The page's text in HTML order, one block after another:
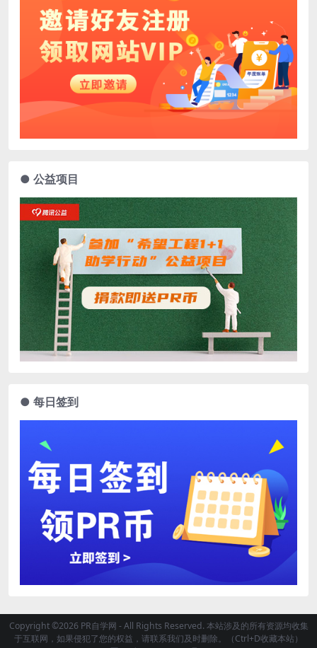
● 公益项目
● 每日签到
Copyright ©2026 PR自学网 - All Rights Reserved. 本站涉及的所有资源均收集
于互联网，如果侵犯了您的权益，请联系我们及时删除。（Ctrl+D收藏本站）